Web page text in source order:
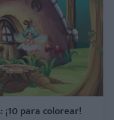
¡10 para colorear!